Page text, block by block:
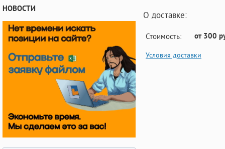
НОВОСТИ
О доставке:
Стоимость: от 300
Условия доставки